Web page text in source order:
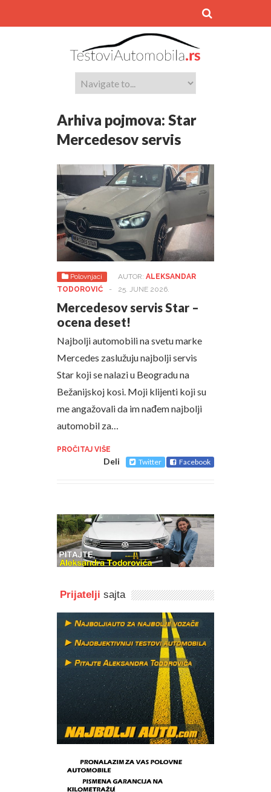
Arhiva pojmova: Star
Mercedesov servis
Polovnjaci AUTOR: ALEKSANDAR
TODOROVIĆ
- 25. JUNE 2026.
Mercedesov servis Star –
ocena deset!
Najbolji automobili na svetu marke
Mercedes zaslužuju najbolji servis
Star koji se nalazi u Beogradu na
Bežanijskoj kosi. Moji klijenti koji su
me angažovali da im nađem najbolji
automobil za…
PROČITAJ VIŠE
Deli Twitter Facebook
Prijatelji sajta